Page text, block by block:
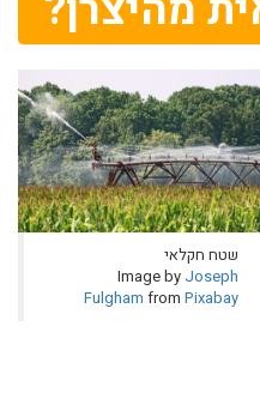
שטח חקלאי
Image by Joseph
Fulgham from Pixabay